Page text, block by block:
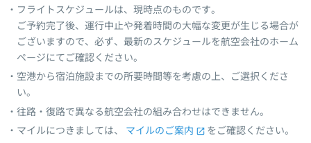
フライトスケジュールは、現時点のものです。
ご予約完了後、運行中止や発着時間の大幅な変更が生じる場合が
ございますので、必ず、最新のスケジュールを航空会社のホーム
ページにてご確認ください。
空港から宿泊施設までの所要時間等を考慮の上、ご選択くださ
い。
往路・復路で異なる航空会社の組み合わせはできません。
マイルにつきましては、
マイルのご案内
をご確認ください。